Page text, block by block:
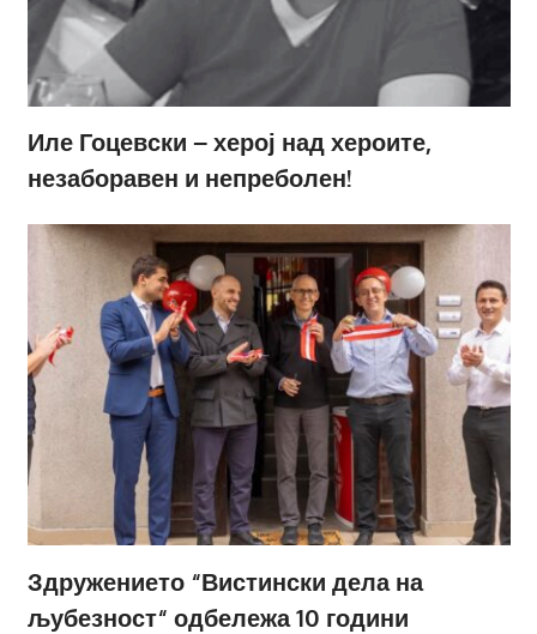
Иле Гоцевски – херој над хероите,
незаборавен и непреболен!
Здружението “Вистински дела на
љубезност“ одбележа 10 години